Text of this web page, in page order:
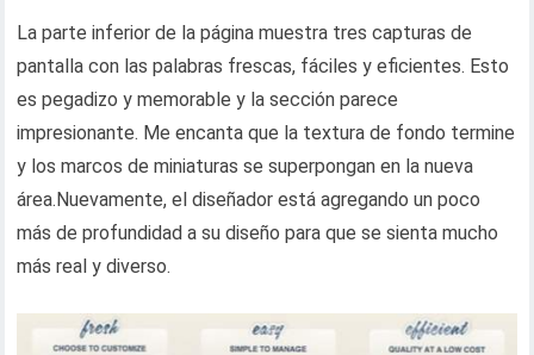
La parte inferior de la página muestra tres capturas de
pantalla con las palabras frescas, fáciles y eficientes. Esto
es pegadizo y memorable y la sección parece
impresionante. Me encanta que la textura de fondo termine
y los marcos de miniaturas se superpongan en la nueva
área.Nuevamente, el diseñador está agregando un poco
más de profundidad a su diseño para que se sienta mucho
más real y diverso.